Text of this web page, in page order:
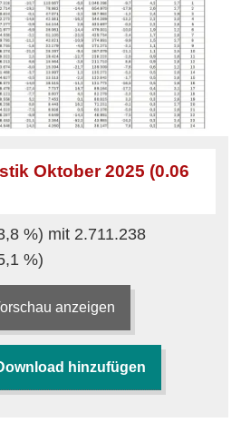
Oktober 2025 (0.06
%) mit 2.711.238
%)
anzeigen
hinzufügen